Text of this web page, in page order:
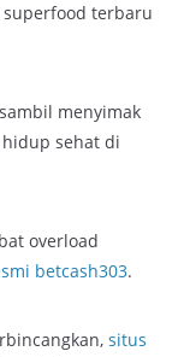
terbaru
menyimak
sehat di
overload
betcash303.
situs